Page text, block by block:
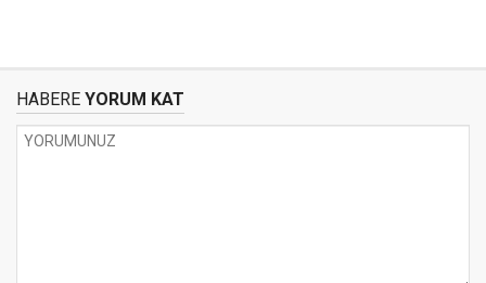
HABERE YORUM KAT